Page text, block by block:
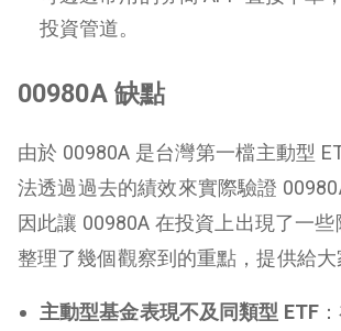
投資管道。
00980A 缺點
由於 00980A 是台灣第一檔主動型
法透過過去的績效來實際驗證
因此讓 00980A 在投資上出現了一
整理了幾個觀察到的重點，提供給大
主動型基金表現不及同類型 ETF